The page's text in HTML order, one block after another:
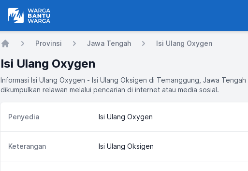
Warga Bantu Warga
Provinsi Jawa Tengah Isi Ulang Oxygen
Isi Ulang Oxygen
Informasi Isi Ulang Oxygen - Isi Ulang Oksigen di Temanggung, Jawa Tengah
dikumpulkan relawan melalui pencarian di internet atau media sosial.
Penyedia Isi Ulang Oxygen
Keterangan Isi Ulang Oksigen